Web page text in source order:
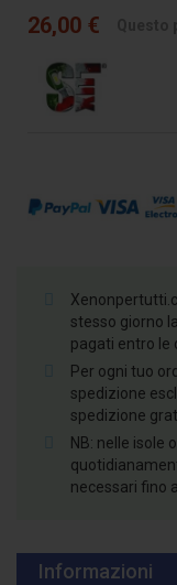
26,00 €
stesso giorno
pagati entro le
Per ogni tuo
spedizione
spedizione
NB: nelle isole
necessari fino
Informazioni